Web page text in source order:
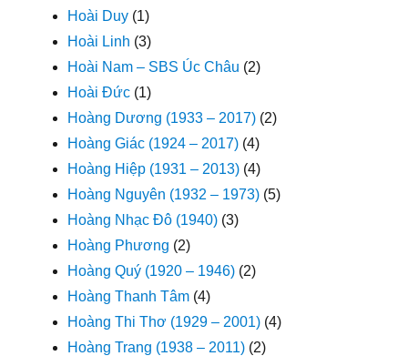
Hoài Duy (1)
Hoài Linh (3)
Hoài Nam – SBS Úc Châu (2)
Hoài Đức (1)
Hoàng Dương (1933 – 2017) (2)
Hoàng Giác (1924 – 2017) (4)
Hoàng Hiệp (1931 – 2013) (4)
Hoàng Nguyên (1932 – 1973) (5)
Hoàng Nhạc Đô (1940) (3)
Hoàng Phương (2)
Hoàng Quý (1920 – 1946) (2)
Hoàng Thanh Tâm (4)
Hoàng Thi Thơ (1929 – 2001) (4)
Hoàng Trang (1938 – 2011) (2)